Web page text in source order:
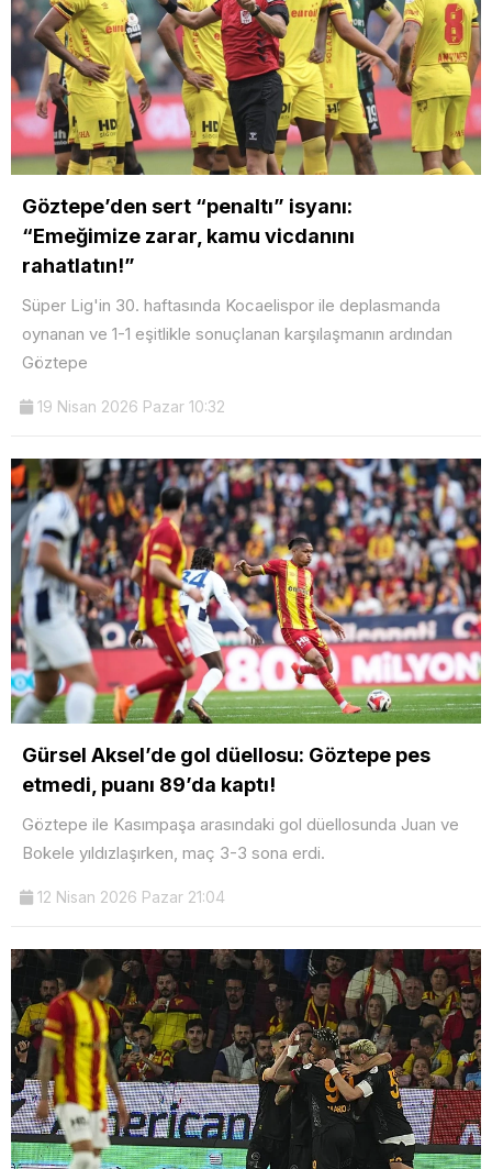
Göztepe’den sert “penaltı” isyanı:
“Emeğimize zarar, kamu vicdanını
rahatlatın!”
Süper Lig'in 30. haftasında Kocaelispor ile deplasmanda
oynanan ve 1-1 eşitlikle sonuçlanan karşılaşmanın ardından
Göztepe
19 Nisan 2026 Pazar 10:32
Gürsel Aksel’de gol düellosu: Göztepe pes
etmedi, puanı 89’da kaptı!
Göztepe ile Kasımpaşa arasındaki gol düellosunda Juan ve
Bokele yıldızlaşırken, maç 3-3 sona erdi.
12 Nisan 2026 Pazar 21:04